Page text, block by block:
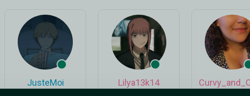
JusteMoi Lilya13k14